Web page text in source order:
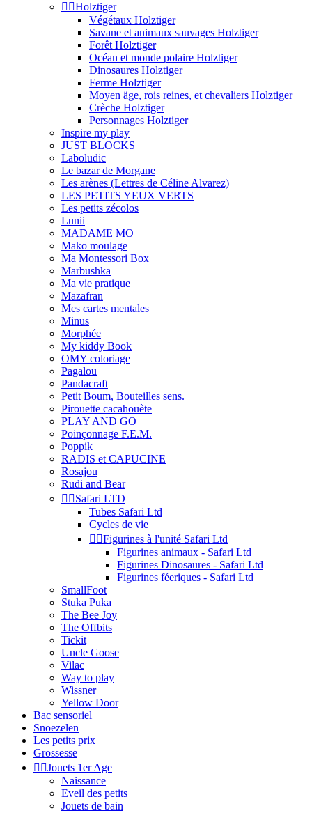
 Holztiger
Végétaux Holztiger
Savane et animaux sauvages Holztiger
Forêt Holztiger
Océan et monde polaire Holztiger
Dinosaures Holztiger
Ferme Holztiger
Moyen äge, rois reines, et chevaliers Holztiger
Crèche Holztiger
Personnages Holztiger
Inspire my play
JUST BLOCKS
Laboludic
Le bazar de Morgane
Les arènes (Lettres de Céline Alvarez)
LES PETITS YEUX VERTS
Les petits zécolos
Lunii
MADAME MO
Mako moulage
Ma Montessori Box
Marbushka
Ma vie pratique
Mazafran
Mes cartes mentales
Minus
Morphée
My kiddy Book
OMY coloriage
Pagalou
Pandacraft
Petit Boum, Bouteilles sens.
Pirouette cacahouète
PLAY AND GO
Poinçonnage F.E.M.
Poppik
RADIS et CAPUCINE
Rosajou
Rudi and Bear
 Safari LTD
Tubes Safari Ltd
Cycles de vie
 Figurines à l'unité Safari Ltd
Figurines animaux - Safari Ltd
Figurines Dinosaures - Safari Ltd
Figurines féeriques - Safari Ltd
SmallFoot
Stuka Puka
The Bee Joy
The Offbits
Tickit
Uncle Goose
Vilac
Way to play
Wissner
Yellow Door
Bac sensoriel
Snoezelen
Les petits prix
Grossesse
 Jouets 1er Age
Naissance
Eveil des petits
Jouets de bain